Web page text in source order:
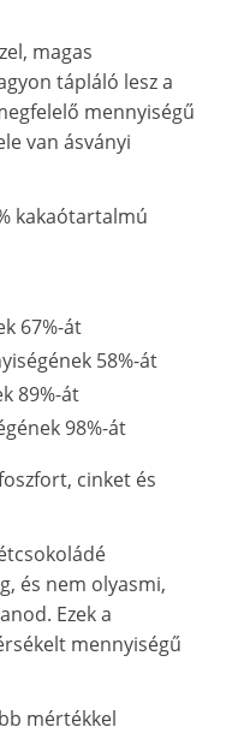
magas
tápláló lesz a
mennyiségű
van ásványi
kakaótartalmú
67%-át
58%-át
89%-át
98%-át
cinket és
és nem olyasmi,
Ezek a
mennyiségű
mértékkel